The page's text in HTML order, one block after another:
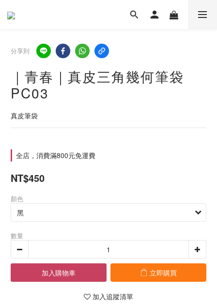
分享到
｜青春｜真皮三角幾何筆袋
PC03
真皮筆袋
全店，消費滿800元免運費
NT$450
顏色
數量
加入購物車 立即購買
加入追蹤清單